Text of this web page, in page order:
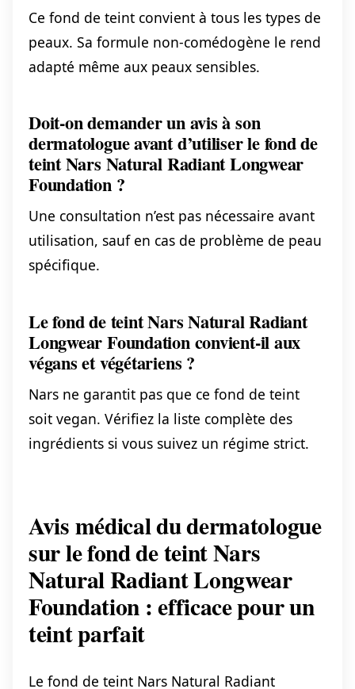
Ce fond de teint convient à tous les types de
peaux. Sa formule non-comédogène le rend
adapté même aux peaux sensibles.
Doit-on demander un avis à son
dermatologue avant d’utiliser le fond de
teint Nars Natural Radiant Longwear
Foundation ?
Une consultation n’est pas nécessaire avant
utilisation, sauf en cas de problème de peau
spécifique.
Le fond de teint Nars Natural Radiant
Longwear Foundation convient-il aux
végans et végétariens ?
Nars ne garantit pas que ce fond de teint
soit vegan. Vérifiez la liste complète des
ingrédients si vous suivez un régime strict.
Avis médical du dermatologue
sur le fond de teint Nars
Natural Radiant Longwear
Foundation : efficace pour un
teint parfait
Le fond de teint Nars Natural Radiant